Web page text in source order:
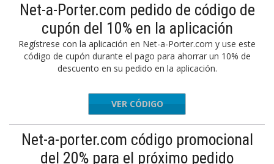
Net-a-Porter.com pedido de código de
cupón del 10% en la aplicación
Regístrese con la aplicación en Net-a-Porter.com y use este
código de cupón durante el pago para ahorrar un 10% de
descuento en su pedido en la aplicación.
APP10
VER CÓDIGO
Net-a-porter.com código promocional
del 20% para el próximo pedido